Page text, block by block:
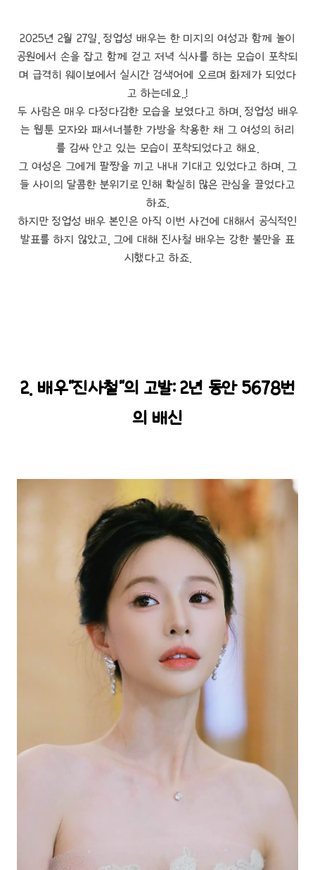
2025년 2월 27일, 정업성 배우는 한 미지의 여성과 함께 놀이
공원에서 손을 잡고 함께 걷고 저녁 식사를 하는 모습이 포착되
며 급격히 웨이보에서 실시간 검색어에 오르며 화제가 되었다
고 하는데요..!
두 사람은 매우 다정다감한 모습을 보였다고 하며, 정업성 배우
는 웹툰 모자와 패셔너블한 가방을 착용한 채 그 여성의 허리
를 감싸 안고 있는 모습이 포착되었다고 해요.
그 여성은 그에게 팔짱을 끼고 내내 기대고 있었다고 하며, 그
들 사이의 달콤한 분위기로 인해 확실히 많은 관심을 끌었다고
하죠.
하지만 정업성 배우 본인은 아직 이번 사건에 대해서 공식적인
발표를 하지 않았고, 그에 대해 진사철 배우는 강한 불만을 표
시했다고 하죠.
2. 배우"진사철"의 고발: 2년 동안 5678번
의 배신